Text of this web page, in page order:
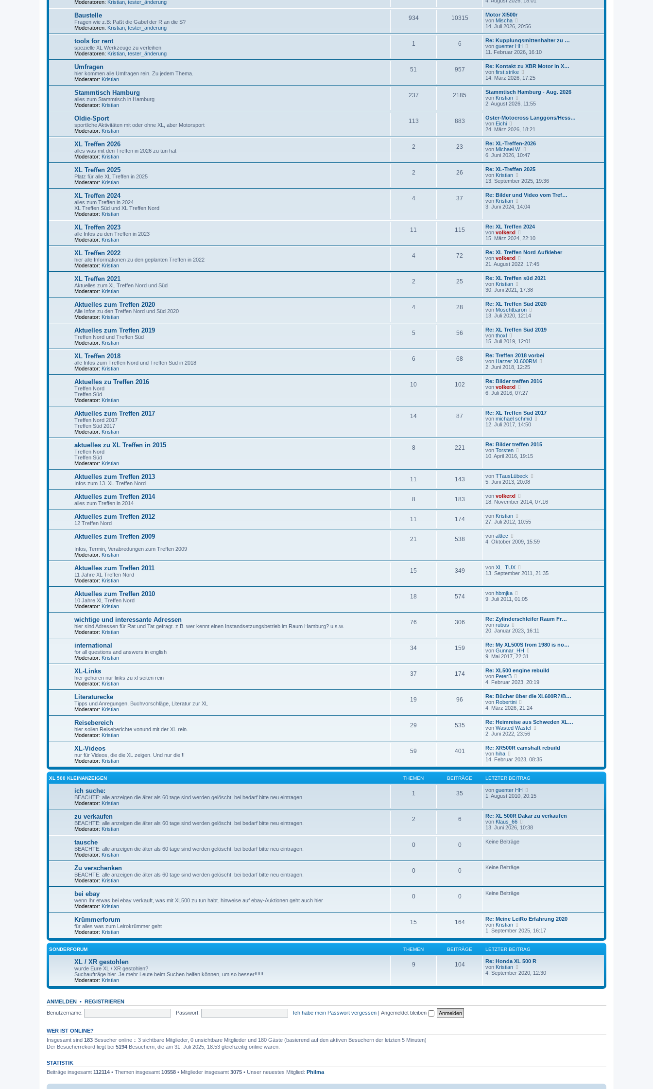
t
g
e
r
i
t
r
a
g
Moderatoren: Kristian tester_änderung
t
e
r
B
e
i
t
r
a
g
Baustelle
Fragen wie z.B: Paßt die Gabel der R an die S?
Moderatoren: Kristian tester_änderung
934 10315
Motor Xl500r
von Mischa
e
s
t
e
r
B
e
i
t
r
a
g
14. Juli 2026, 20:56
tools for rent
spezielle XL Werkzeuge zu verleihen
Moderatoren: Kristian tester_änderung
1 6
Re: Kupplungsmittenhalter zu …
von guenter HH
e
e
s
t
e
r
B
i
t
r
a
g
11. Februar 2026, 16:10
Umfragen
hier kommen alle Umfragen rein. Zu jedem Thema.
Moderator: Kristian
51 957
Re: Kontakt zu XBR Motor in X…
von first.strike
e
s
t
e
r
B
i
t
r
a
g
14. März 2026, 17:25
Stammtisch Hamburg
alles zum Stammtisch in Hamburg
Moderator: Kristian
237 2185
Stammtisch Hamburg - Aug. 2026
von Kristian
e
s
e
r
B
e
i
t
r
a
g
2. August 2026, 11:55
Oldie-Sport
sportliche Aktivitäten mit oder ohne XL, aber Motorsport
Moderator: Kristian
113 883
Oster-Motocross Langgöns/Hess…
von Eichi
e
e
s
e
r
B
e
i
t
r
a
g
24. März 2026, 18:21
XL Treffen 2026
alles was mit den Treffen in 2026 zu tun hat
Moderator: Kristian
2 23
Re: XL-Treffen-2026
von Michael W.
e
e
s
t
e
r
B
i
r
a
g
6. Juni 2026, 10:47
XL Treffen 2025
Platz für alle XL Treffen in 2025
Moderator: Kristian
2 26
Re: XL-Treffen 2025
von Kristian
e
e
s
t
e
B
e
t
r
a
g
13. September 2025, 19:36
XL Treffen 2024
alles zum Treffen in 2024
XL Treffen Süd und XL Treffen Nord
Moderator: Kristian
4 37
Re: Bilder und Video vom Tref…
von Kristian
e
t
e
r
B
e
t
r
a
g
3. Juni 2024, 14:04
XL Treffen 2023
alle Infos zu den Treffen in 2023
Moderator: Kristian
11 115
Re: XL Treffen 2024
von volkerxl
e
e
s
t
e
r
B
i
t
r
a
g
15. März 2024, 22:10
XL Treffen 2022
hier alle Informationen zu den geplanten Treffen in 2022
Moderator: Kristian
4 72
Re: XL Treffen Nord Aufkleber
von volkerxl
e
s
t
e
r
B
e
i
t
r
a
g
21. August 2022, 17:45
XL Treffen 2021
Aktuelles zum XL Treffen Nord und Süd
Moderator: Kristian
2 25
Re: XL Treffen süd 2021
von Kristian
e
s
t
e
r
B
i
t
r
a
g
30. Juni 2021, 17:38
Aktuelles zum Treffen 2020
Alle Infos zu den Treffen Nord und Süd 2020
Moderator: Kristian
4 28
Re: XL Treffen Süd 2020
von Moschtbaron
e
s
r
B
e
t
r
a
13. Juli 2020, 12:14
Aktuelles zum Treffen 2019
Treffen Nord und Treffen Süd
Moderator: Kristian
5 56
Re: XL Treffen Süd 2019
von thoxl
e
e
s
t
e
r
B
e
r
a
g
15. Juli 2019, 12:01
XL Treffen 2018
alle Infos zum Treffen Nord und Treffen Süd in 2018
Moderator: Kristian
6 68
Re: Treffen 2018 vorbei
von Harzer XL600RM
B
e
a
2. Juni 2018, 12:25
Aktuelles zu Treffen 2016
Treffen Nord
Treffen Süd
Moderator: Kristian
10 102
Re: Bilder treffen 2016
von volkerxl
e
s
t
e
r
e
i
r
g
6. Juli 2016, 07:27
Aktuelles zum Treffen 2017
Treffen Nord 2017
Treffen Süd 2017
Moderator: Kristian
14 87
Re: XL Treffen Süd 2017
von michael schmid
s
t
e
r
g
12. Juli 2017, 14:50
aktuelles zu XL Treffen in 2015
Treffen Nord
Treffen Süd
Moderator: Kristian
8 221
Re: Bilder treffen 2015
von Torsten
e
t
e
r
e
i
r
a
g
10. April 2016, 19:15
Aktuelles zum Treffen 2013
Infos zum 13. XL Treffen Nord
11 143 von TTausLübeck
s
t
e
e
t
r
5. Juni 2013, 20:08
Aktuelles zum Treffen 2014
alles zum Treffen in 2014
8 183 von volkerxl
e
s
t
e
B
t
a
g
18. November 2014, 07:16
Aktuelles zum Treffen 2012
12 Treffen Nord
11 174 von Kristian
e
s
t
B
r
g
27. Juli 2012, 10:55
Aktuelles zum Treffen 2009
Infos, Termin, Verabredungen zum Treffen 2009
Moderator: Kristian
21 538 von alttec
e
t
e
r
e
i
t
a
g
4. Oktober 2009, 15:59
Aktuelles zum Treffen 2011
11 Jahre XL Treffen Nord
Moderator: Kristian
15 349 von XL_TUX
e
t
e
B
e
t
r
a
g
13. September 2011, 21:35
Aktuelles zum Treffen 2010
10 Jahre XL Treffen Nord
Moderator: Kristian
18 574 von hbmjka
e
s
t
e
r
B
e
t
r
a
g
9. Juli 2011, 01:05
wichtige und interessante Adressen
hier sind Adressen für Rat und Tat gefragt. z.B. wer kennt einen Instandsetzungsbetrieb im Raum Hamburg? u.s.w.
Moderator: Kristian
76 306
Re: Zylinderschleifer Raum Fr…
von rubus
e
e
s
t
e
r
B
i
t
r
a
g
20. Januar 2023, 16:11
international
for all questions and answers in english
Moderator: Kristian
34 159
Re: My XL500S from 1980 is no…
von Gunnar_HH
s
t
e
r
B
i
t
r
a
g
9. Mai 2017, 22:31
XL-Links
hier gehören nur links zu xl seiten rein
Moderator: Kristian
37 174
Re: XL500 engine rebuild
von PeterB
e
e
s
t
e
r
B
e
i
t
r
a
g
4. Februar 2023, 20:19
Literaturecke
Tipps und Anregungen, Buchvorschläge, Literatur zur XL
Moderator: Kristian
19 96
Re: Bücher über die XL600R?/B…
von Robertini
e
s
t
e
r
B
i
t
r
a
g
4. März 2026, 21:24
Reisebereich
hier sollen Reiseberichte vonund mit der XL rein.
Moderator: Kristian
29 535
Re: Heimreise aus Schweden XL…
von Wasted Wastel
e
s
t
e
r
B
i
g
2. Juni 2022, 23:56
XL-Videos
nur für Videos, die die XL zeigen. Und nur die!!!
Moderator: Kristian
59 401
Re: XR500R camshaft rebuild
von hiha
e
e
s
e
r
B
i
t
r
a
g
14. Februar 2023, 08:35
XL 500 KLEINANZEIGEN THEMEN BEITRÄGE LETZTER BEITRAG
ich suche:
BEACHTE: alle anzeigen die älter als 60 tage sind werden gelöscht. bei bedarf bitte neu eintragen.
Moderator: Kristian
1 35 von guenter HH
e
t
e
r
B
r
1. August 2010, 20:15
zu verkaufen
BEACHTE: alle anzeigen die älter als 60 tage sind werden gelöscht. bei bedarf bitte neu eintragen.
Moderator: Kristian
2 6
Re: XL 500R Dakar zu verkaufen
von Klaus_66
e
r
t
13. Juni 2026, 10:38
tausche
BEACHTE: alle anzeigen die älter als 60 tage sind werden gelöscht. bei bedarf bitte neu eintragen.
Moderator: Kristian
0 0 Keine Beiträge
Zu verschenken
BEACHTE: alle anzeigen die älter als 60 tage sind werden gelöscht. bei bedarf bitte neu eintragen.
Moderator: Kristian
0 0 Keine Beiträge
bei ebay
wenn Ihr etwas bei ebay verkauft, was mit XL500 zu tun habt. hinweise auf ebay-Auktionen geht auch hier
Moderator: Kristian
0 0 Keine Beiträge
Krümmerforum
für alles was zum Leirokrümmer geht
Moderator: Kristian
15 164
Re: Meine LeiRo Erfahrung 2020
von Kristian
e
e
s
e
r
B
e
t
g
1. September 2025, 16:17
SONDERFORUM THEMEN BEITRÄGE LETZTER BEITRAG
XL / XR gestohlen
wurde Eure XL / XR gestohlen?
Suchaufträge hier. Je mehr Leute beim Suchen helfen können, um so besser!!!!!!
Moderator: Kristian
9 104
Re: Honda XL 500 R
von Kristian
e
s
r
r
4. September 2020, 12:30
ANMELDEN • REGISTRIEREN
Benutzername:
Passwort: Ich habe mein Passwort vergessen | Angemeldet bleiben
WER IST ONLINE?
Insgesamt sind 183 Besucher online :: 3 sichtbare Mitglieder, 0 unsichtbare Mitglieder und 180 Gäste (basierend auf den aktiven Besuchern der letzten 5 Minuten)
Der Besucherrekord liegt bei 5194 Besuchern, die am 31. Juli 2025, 18:53 gleichzeitig online waren.
STATISTIK
Beiträge insgesamt 112114 • Themen insgesamt 10558 • Mitglieder insgesamt 3075 • Unser neuestes Mitglied: Philma